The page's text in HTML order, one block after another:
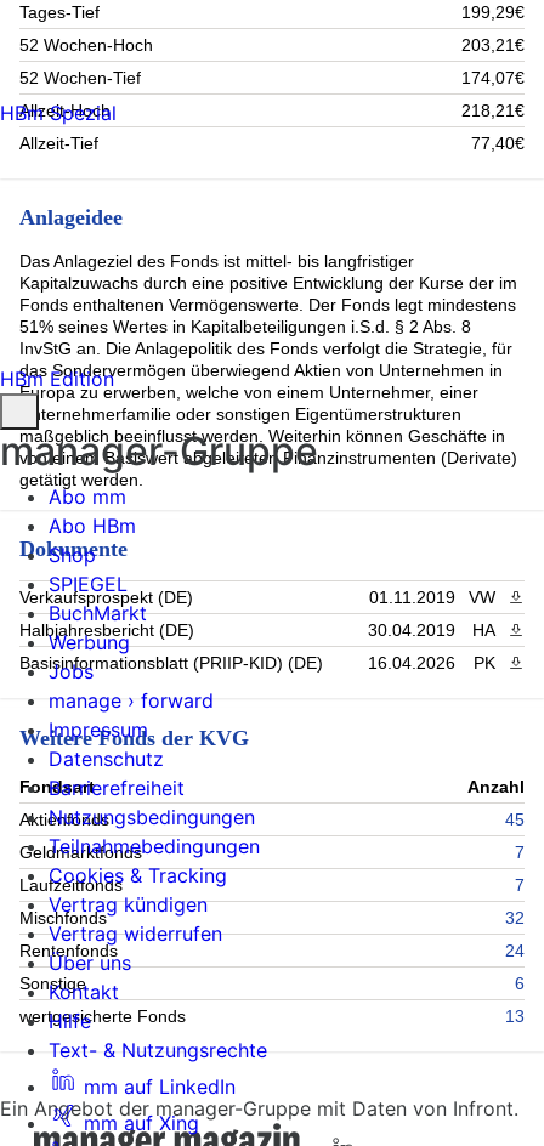
Tages-Tief
199,29€
52 Wochen-Hoch
203,21€
52 Wochen-Tief
174,07€
Allzeit-Hoch
218,21€
Allzeit-Tief
77,40€
Anlageidee
Das Anlageziel des Fonds ist mittel- bis langfristiger
Kapitalzuwachs durch eine positive Entwicklung der Kurse der im
Fonds enthaltenen Vermögenswerte. Der Fonds legt mindestens
51% seines Wertes in Kapitalbeteiligungen i.S.d. § 2 Abs. 8
InvStG an. Die Anlagepolitik des Fonds verfolgt die Strategie, für
das Sondervermögen überwiegend Aktien von Unternehmen in
Europa zu erwerben, welche von einem Unternehmer, einer
Unternehmerfamilie oder sonstigen Eigentümerstrukturen
maßgeblich beeinflusst werden. Weiterhin können Geschäfte in
von einem Basiswert abgeleiteten Finanzinstrumenten (Derivate)
getätigt werden.
Dokumente
Verkaufsprospekt (DE) 01.11.2019 VW
Halbjahresbericht (DE)
30.04.2019 HA
Basisinformationsblatt (PRIIP-KID) (DE)
16.04.2026 PK
Weitere Fonds der KVG
Fondsart
Anzahl
Aktienfonds
45
Geldmarktfonds
7
Laufzeitfonds
7
Mischfonds
32
Rentenfonds
24
Sonstige
6
wertgesicherte Fonds
13
Ein Angebot der manager-Gruppe mit Daten von Infront.
HBm Spezial
HBm Edition
manager-Gruppe
Abo mm
Abo HBm
Shop
SPIEGEL
BuchMarkt
Werbung
Jobs
manage › forward
Impressum
Datenschutz
Barrierefreiheit
Nutzungsbedingungen
Teilnahmebedingungen
Cookies & Tracking
Vertrag kündigen
Vertrag widerrufen
Über uns
Kontakt
Hilfe
Text- & Nutzungsrechte
mm auf LinkedIn
mm auf Xing